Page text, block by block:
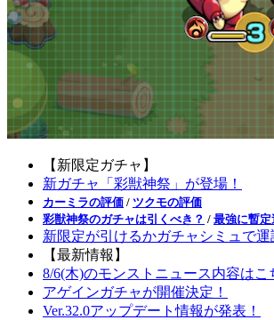
【新限定ガチャ】
新ガチャ「彩獣神祭」が登場！
カーミラの評価 / ツクモの評価
彩獣神祭のガチャは引くべき？ / 最強に暫定
新限定が引けるかガチャシミュで運
【最新情報】
8/6(木)のモンストニュース内容はこ
アゲインガチャが開催決定！
Ver.32.0アップデート情報が発表！